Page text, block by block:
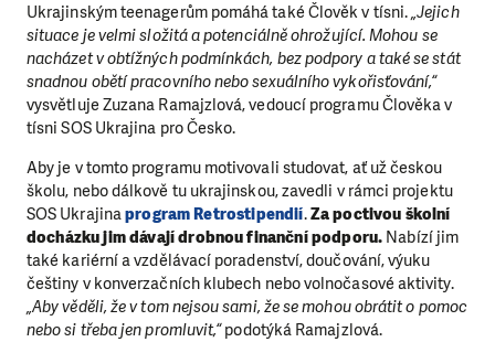
Ukrajinským teenagerům pomáhá také Člověk v tísni.„Jejich
situace je velmi složitá a potenciálně ohrožující. Mohou se
nacházet v obtížných podmínkách, bez podpory a také se stát
snadnou obětí pracovního nebo sexuálního vykořisťování,“
vysvětluje Zuzana Ramajzlová, vedoucí programu Člověka v
tísni SOS Ukrajina pro Česko.
Aby je v tomto programu motivovali studovat, ať už českou
školu, nebo dálkově tu ukrajinskou, zavedli v rámci projektu
SOS Ukrajinaprogram Retrostipendií.Za poctivou školní
docházku jim dávají drobnou finanční podporu. Nabízí jim
také kariérní a vzdělávací poradenství, doučování, výuku
češtiny v konverzačních klubech nebo volnočasové aktivity.
„Aby věděli, že v tom nejsou sami, že se mohou obrátit o pomoc
nebo si třeba jen promluvit,“podotýká Ramajzlová.